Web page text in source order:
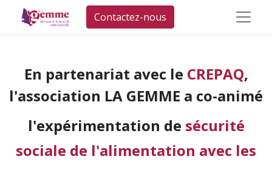
Contactez-nous
En partenariat avec le CREPAQ,
l'association LA GEMME a co-animé
l'expérimentation de sécurité
sociale de l'alimentation avec les